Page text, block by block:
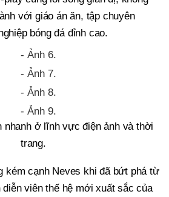
với giáo án ăn, tập chuyên
bóng đá đỉnh cao.
nhanh ở lĩnh vực điện ảnh và thời
trang.
kém cạnh Neves khi đã bứt phá từ
viên thế hệ mới xuất sắc của